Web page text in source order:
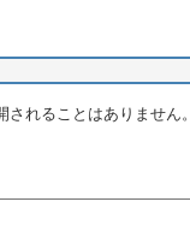
されることはありません。